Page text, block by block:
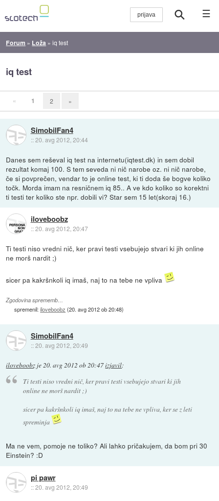
☰
Forum » Loža »iq test
iq test
« 1 2 »
SimobilFan4
::20. avg 2012, 20:44
Danes sem reševal iq test na internetu(iqtest.dk) in sem dobil
rezultat komaj 100. S tem seveda ni nič narobe oz. ni nič narobe,
če si povprečen, vendar to je online test, ki ti doda še bogve koliko
točk. Morda imam na resničnem iq 85.. A ve kdo koliko so korektni
ti testi ter koliko ste npr. dobili vi? Star sem 15 let(skoraj 16.)
iloveboobz
::20. avg 2012, 20:47
Ti testi niso vredni nič, ker pravi testi vsebujejo stvari ki jih online
ne morš nardit ;)
sicer pa kakršnkoli iq imaš, naj to na tebe ne vpliva
Zgodovina sprememb…
spremenil:iloveboobz (20. avg 2012 ob 20:48)
SimobilFan4
::20. avg 2012, 20:49
iloveboobz je20. avg 2012 ob 20:47izjavil:
Ti testi niso vredni nič, ker pravi testi vsebujejo stvari ki jih
online ne morš nardit ;)
sicer pa kakršnkoli iq imaš, naj to na tebe ne vpliva, ker se z leti
spreminja
Ma ne vem, pomoje ne toliko? Ali lahko pričakujem, da bom pri 30
Einstein? :D
pi pawr
::20. avg 2012, 20:49